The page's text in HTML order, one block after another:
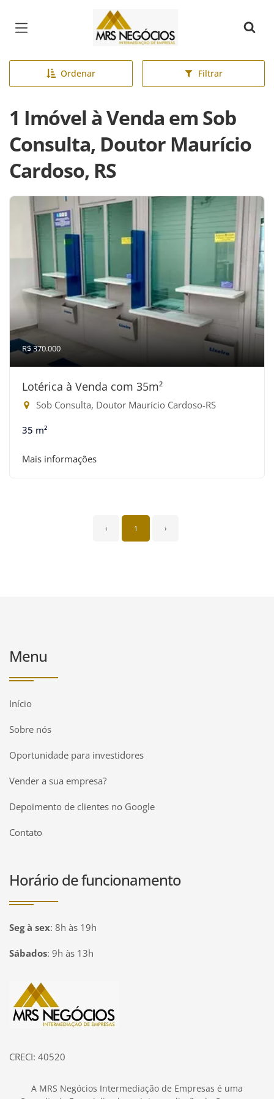
Página inicial
Ordenar Filtrar
1 Imóvel à Venda em Sob
Consulta, Doutor Maurício
Cardoso, RS
R$ 370.000
Lotérica à Venda com 35m²
Sob Consulta, Doutor Maurício Cardoso-RS
35 m²
Mais informações
‹ 1 ›
Menu
Início
Sobre nós
Oportunidade para investidores
Vender a sua empresa?
Depoimento de clientes no Google
Contato
Horário de funcionamento
Seg à sex: 8h às 19h
Sábados: 9h às 13h
Página inicial
CRECI: 40520
A MRS Negócios Intermediação de Empresas é uma